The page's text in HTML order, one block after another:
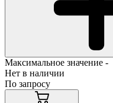
Максимальное значение -
Нет в наличии
По запросу